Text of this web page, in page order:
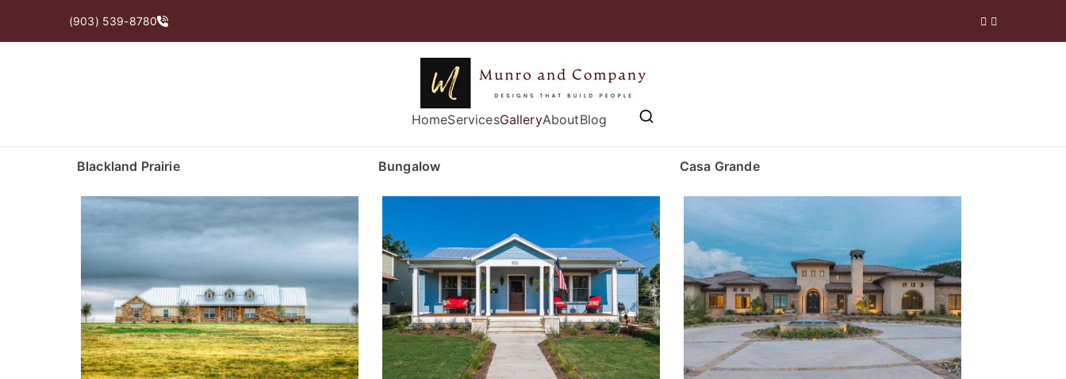
(903) 539-8780
Munro and Company
Designs that Build People
HomeServicesGalleryAboutBlog
Blackland Prairie Bungalow Casa Grande